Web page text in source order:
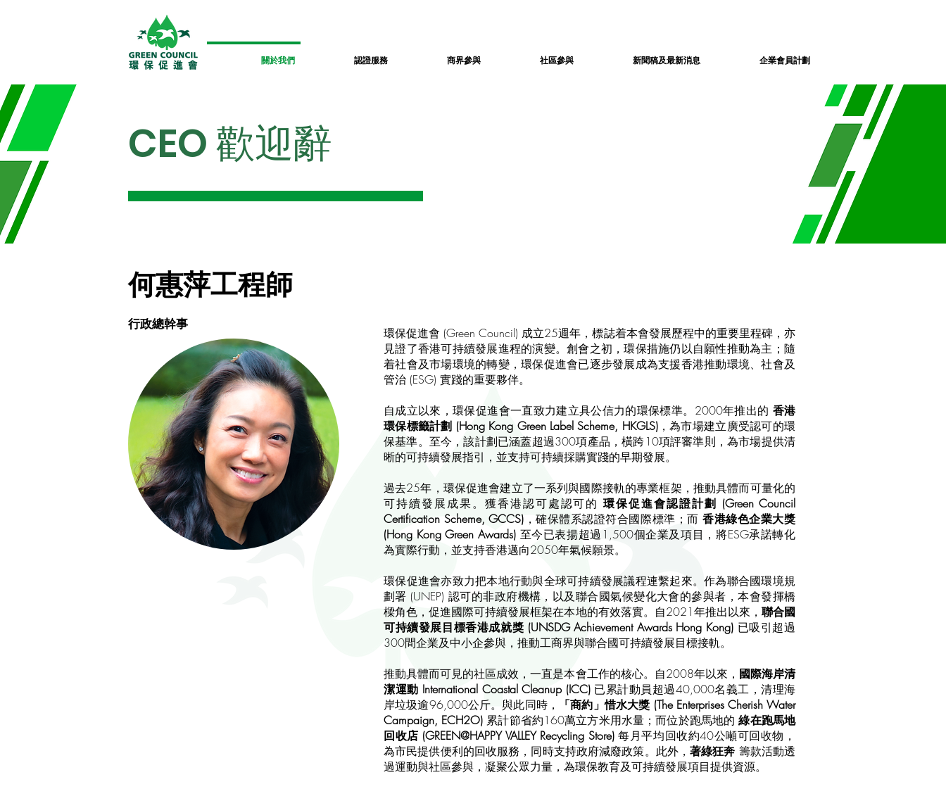
關於我們 認證服務 商界參與 社區參與 新聞稿及最新消息 企業會員計劃
CEO 歡迎辭
何惠萍工程師
行政總幹事
​環保促進會 (Green Council) 成立25週年，標誌着本會發展歷程中的重要里程碑，亦
見證了香港可持續發展進程的演變。創會之初，環保措施仍以自願性推動為主；隨
着社會及市場環境的轉變，環保促進會已逐步發展成為支援香港推動環境、社會及
管治 (ESG) 實踐的重要夥伴。
自成立以來，環保促進會一直致力建立具公信力的環保標準。2000年推出的 香港
環保標籤計劃 (Hong Kong Green Label Scheme, HKGLS)，為市場建立廣受認可的環
保基準。至今，該計劃已涵蓋超過300項產品，橫跨10項評審準則，為市場提供清
晰的可持續發展指引，並支持可持續採購實踐的早期發展。
過去25年，環保促進會建立了一系列與國際接軌的專業框架，推動具體而可量化的
可持續發展成果。獲香港認可處認可的環保促進會認證計劃 (Green Council
Certification Scheme, GCCS) ，確保體系認證符合國際標準；而香港綠色企業大獎
(Hong Kong Green Awards)至今已表揚超過1,500個企業及項目，將ESG承諾轉化
為實際行動，並支持香港邁向2050年氣候願景。
環保促進會亦致力把本地行動與全球可持續發展議程連繫起來。作為聯合國環境規
劃署 (UNEP) 認可的非政府機構，以及聯合國氣候變化大會的參與者，本會發揮橋
樑角色，促進國際可持續發展框架在本地的有效落實。自2021年推出以來， 聯合國
可持續發展目標香港成就獎 (UNSDG Achievement Awards Hong Kong) 已吸引超過
300間企業及中小企參與，推動工商界與聯合國可持續發展目標接軌。
推動具體而可見的社區成效，一直是本會工作的核心。自2008年以來， 國際海岸清
潔運動 International Coastal Cleanup (ICC)已累計動員超過40,000名義工，清理海
岸垃圾逾96,000公斤。與此同時，
「商約」惜水大獎 (The Enterprises Cherish Water
Campaign, ECH2O) 累計節省約160萬立方米用水量；而位於跑馬地的綠在跑馬地
回收店 (GREEN@HAPPY VALLEY Recycling Store)每月平均回收約40公噸可回收物，
為市民提供便利的回收服務，同時支持政府減廢政策。此外， 著綠狂奔 籌款活動透
過運動與社區參與，凝聚公眾力量，為環保教育及可持續發展項目提供資源。